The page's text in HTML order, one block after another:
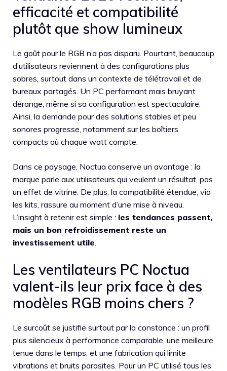
efficacité et compatibilité
plutôt que show lumineux
Le goût pour le RGB n’a pas disparu. Pourtant, beaucoup
d’utilisateurs reviennent à des configurations plus
sobres, surtout dans un contexte de télétravail et de
bureaux partagés. Un PC performant mais bruyant
dérange, même si sa configuration est spectaculaire.
Ainsi, la demande pour des solutions stables et peu
sonores progresse, notamment sur les boîtiers
compacts où chaque watt compte.
Dans ce paysage, Noctua conserve un avantage : la
marque parle aux utilisateurs qui veulent un résultat, pas
un effet de vitrine. De plus, la compatibilité étendue, via
les kits, rassure au moment d’une mise à niveau.
L’insight à retenir est simple : les tendances passent,
mais un bon refroidissement reste un
investissement utile
Les ventilateurs PC Noctua
valent-ils leur prix face à des
modèles RGB moins chers ?
Le surcoût se justifie surtout par la constance : un profil
plus silencieux à performance comparable, une meilleure
tenue dans le temps, et une fabrication qui limite
vibrations et bruits parasites. Pour un PC utilisé tous les